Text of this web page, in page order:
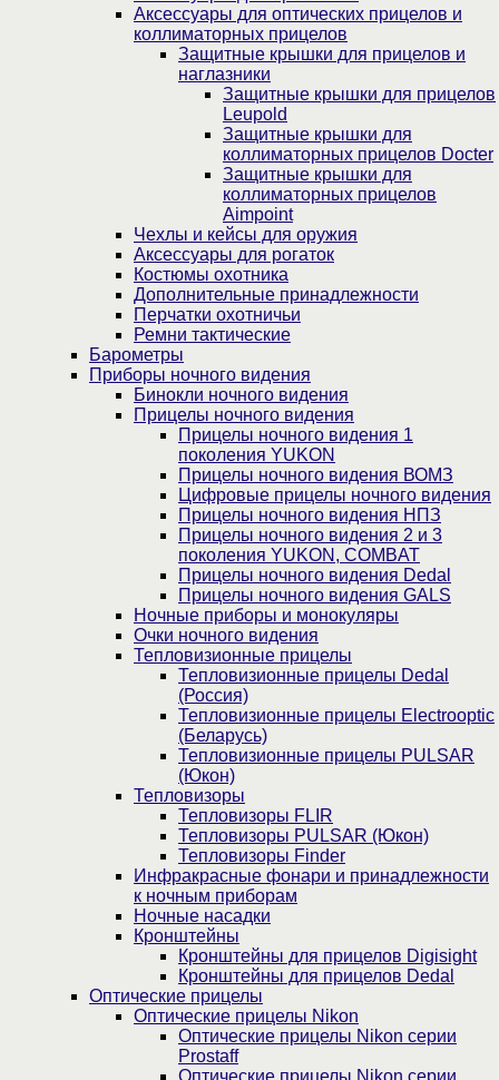
Аксессуары для оптических прицелов и
коллиматорных прицелов
Защитные крышки для прицелов и
наглазники
Защитные крышки для прицелов
Leupold
Защитные крышки для
коллиматорных прицелов Docter
Защитные крышки для
коллиматорных прицелов
Aimpoint
Чехлы и кейсы для оружия
Аксессуары для рогаток
Костюмы охотника
Дополнительные принадлежности
Перчатки охотничьи
Ремни тактические
Барометры
Приборы ночного видения
Бинокли ночного видения
Прицелы ночного видения
Прицелы ночного видения 1
поколения YUKON
Прицелы ночного видения ВОМЗ
Цифровые прицелы ночного видения
Прицелы ночного видения НПЗ
Прицелы ночного видения 2 и 3
поколения YUKON, COMBAT
Прицелы ночного видения Dedal
Прицелы ночного видения GALS
Ночные приборы и монокуляры
Очки ночного видения
Тепловизионные прицелы
Тепловизионные прицелы Dedal
(Россия)
Тепловизионные прицелы Electrooptic
(Беларусь)
Тепловизионные прицелы PULSAR
(Юкон)
Тепловизоры
Тепловизоры FLIR
Тепловизоры PULSAR (Юкон)
Тепловизоры Finder
Инфракрасные фонари и принадлежности
к ночным приборам
Ночные насадки
Кронштейны
Кронштейны для прицелов Digisight
Кронштейны для прицелов Dedal
Оптические прицелы
Оптические прицелы Nikon
Оптические прицелы Nikon серии
Prostaff